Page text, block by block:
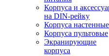
Корпуса и
на DIN-рейку
Корпуса настенные
Корпуса пультовые
Экранирующие
корпуса